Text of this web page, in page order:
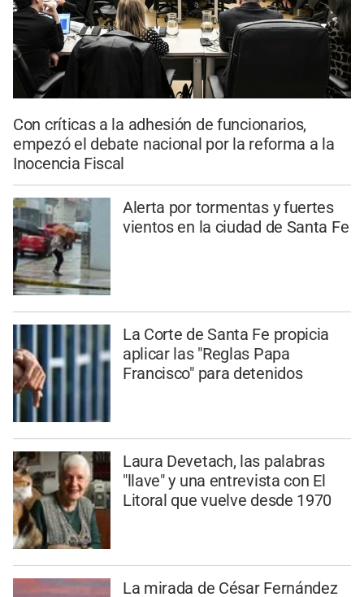
Con críticas a la adhesión de funcionarios,
empezó el debate nacional por la reforma a la
Inocencia Fiscal
Alerta por tormentas y fuertes
vientos en la ciudad de Santa Fe
La Corte de Santa Fe propicia
aplicar las "Reglas Papa
Francisco" para detenidos
Laura Devetach, las palabras
"llave" y una entrevista con El
Litoral que vuelve desde 1970
La mirada de César Fernández